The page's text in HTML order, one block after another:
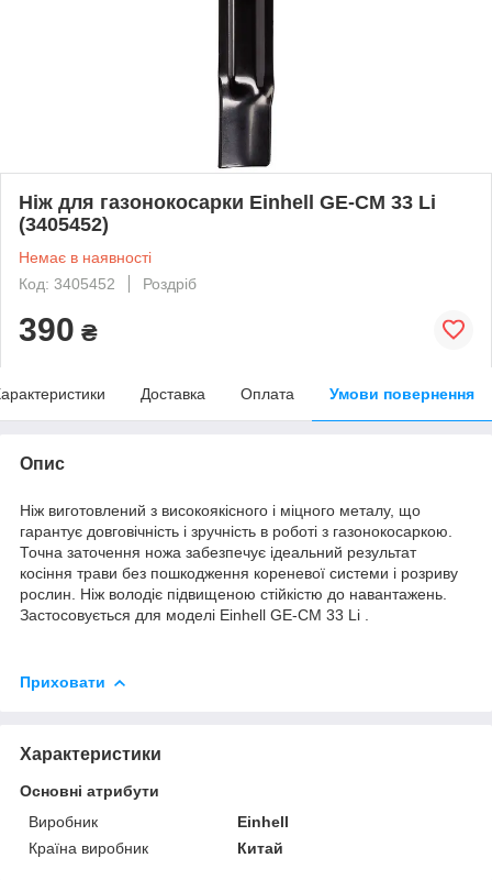
Ніж для газонокосарки Einhell GE-CM 33 Li
(3405452)
Немає в наявності
Код: 3405452
Роздріб
390 ₴
Доставка Оплата Умови повернення
Опис
Ніж виготовлений з високоякісного і міцного металу, що
гарантує довговічність і зручність в роботі з газонокосаркою.
Точна заточення ножа забезпечує ідеальний результат
косіння трави без пошкодження кореневої системи і розриву
рослин. Ніж володіє підвищеною стійкістю до навантажень.
Застосовується для моделі Einhell GE-CM 33 Li .
Приховати
Характеристики
Основні атрибути
Виробник
Einhell
Країна виробник
Китай